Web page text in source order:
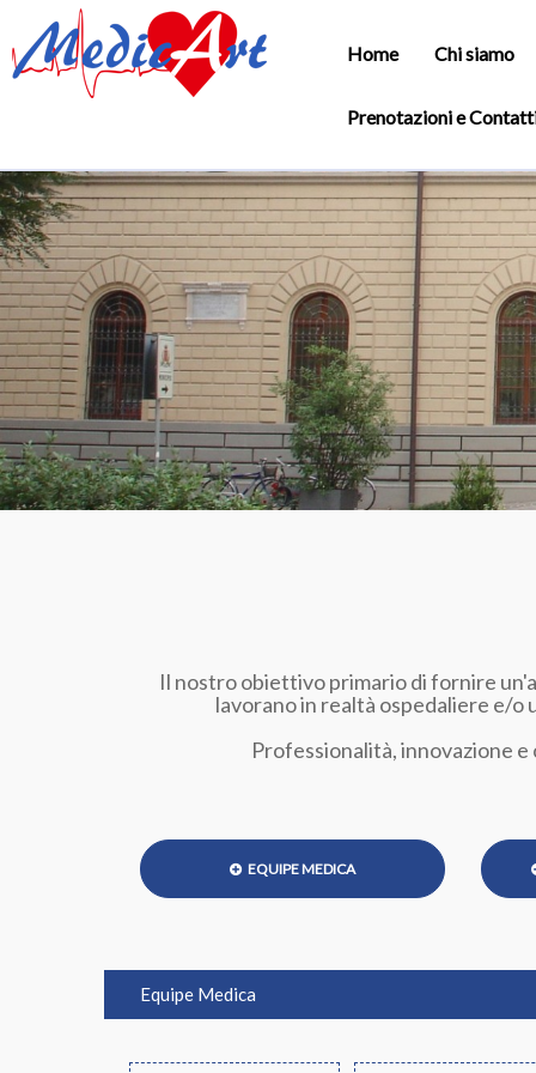
Home Chi siamo
Prenotazioni e
Il nostro obiettivo primario di fornire
lavorano in realtà ospedaliere e/o
Professionalità, innovazione
EQUIPE MEDICA
Equipe Medica